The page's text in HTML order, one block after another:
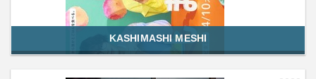
KASHIMASHI MESHI